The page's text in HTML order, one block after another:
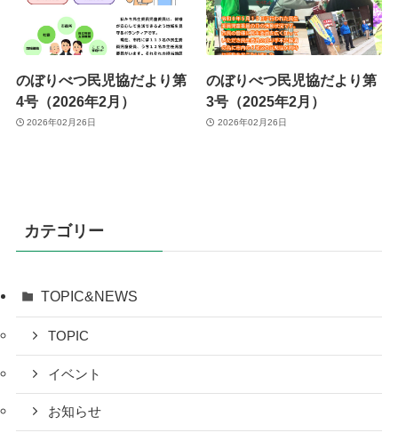
のぼりべつ民児協だより第
4号（2026年2月）
2026年02月26日
のぼりべつ民児協だより第
3号（2025年2月）
2026年02月26日
カテゴリー
TOPIC&NEWS
TOPIC
イベント
お知らせ